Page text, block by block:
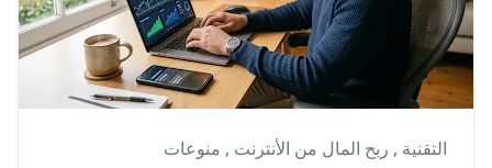
التقنية , ربح المال من الأنترنت , منوعات